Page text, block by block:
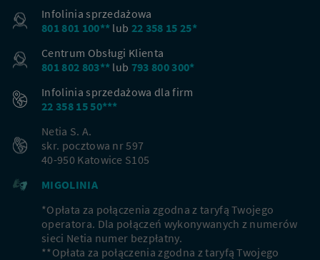
Infolinia sprzedażowa
801 801 100** lub 22 358 15 25*
Centrum Obsługi Klienta
801 802 803** lub 793 800 300*
Infolinia sprzedażowa dla firm
22 358 15 50***
Netia S. A.
skr. pocztowa nr 597
40-950 Katowice S105
MIGOLINIA
*Opłata za połączenia zgodna z taryfą Twojego
operatora. Dla połączeń wykonywanych z numerów
sieci Netia numer bezpłatny.
**Opłata za połączenia zgodna z taryfą Twojego
Nowi klienci
Podaj adres, aby dopasować ofertę do Twojej
Miejscowość
Ulica